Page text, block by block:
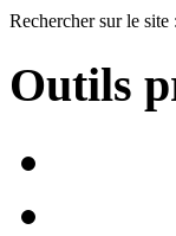
Rechercher sur le site :
Outils